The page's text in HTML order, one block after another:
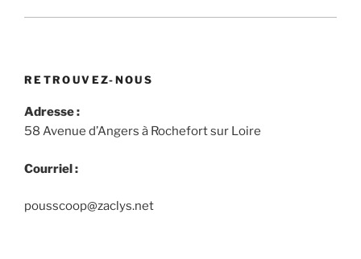
RETROUVEZ-NOUS
Adresse :
58 Avenue d’Angers à Rochefortsur Loire
Courriel :
pousscoop@zaclys.net